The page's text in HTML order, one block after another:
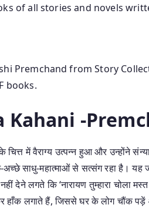
of all stories and novels
Premchand from Story
books.
-
में वैराग्य उत्पन्न हुआ और उन्होंने
अच्छे साधु-महात्माओं से सत्संग रहा है।
देने लगते कि ‘नारायण तुम्हारा चोला
हाँक लगाते हैं, जिससे घर के लोग चौंक